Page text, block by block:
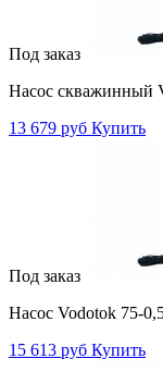
Под заказ
Насос скважинный
13 679 руб Купить
Под заказ
Насос Vodotok 75-
15 613 руб Купить